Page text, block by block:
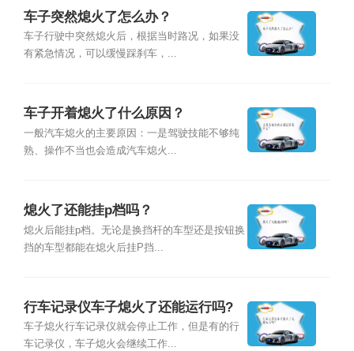
车子突然熄火了怎么办？
车子行驶中突然熄火后，根据当时路况，如果没
有紧急情况，可以缓慢踩刹车，...
车子开着熄火了什么原因？
一般汽车熄火的主要原因：一是驾驶技能不够纯
熟、操作不当也会造成汽车熄火...
熄火了还能挂p档吗？
熄火后能挂p档。无论是换挡杆的车型还是按钮换
挡的车型都能在熄火后挂P挡...
行车记录仪车子熄火了还能运行吗?
车子熄火行车记录仪就会停止工作，但是有的行
车记录仪，车子熄火会继续工作...